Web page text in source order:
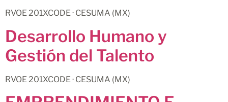
RVOE 201XCODE · CESUMA (MX)
Desarrollo Humano y
Gestión del Talento
RVOE 201XCODE · CESUMA (MX)